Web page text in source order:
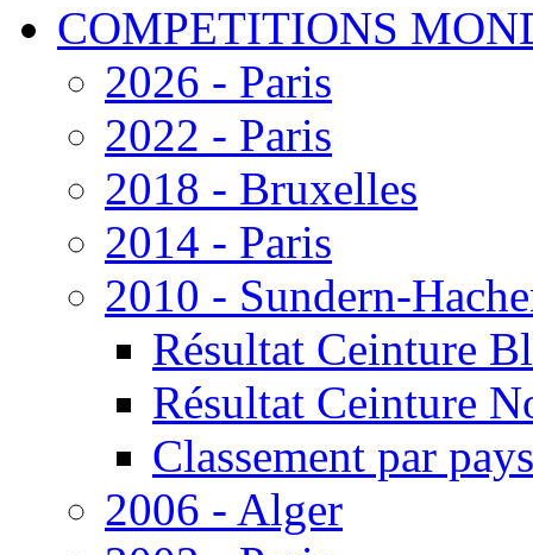
COMPETITIONS
2026 - Paris
2022 - Paris
2018 - Bruxelles
2014 - Paris
2010 - Sundern-
Résultat Ceinture
Résultat Ceinture
Classement par pays
2006 - Alger